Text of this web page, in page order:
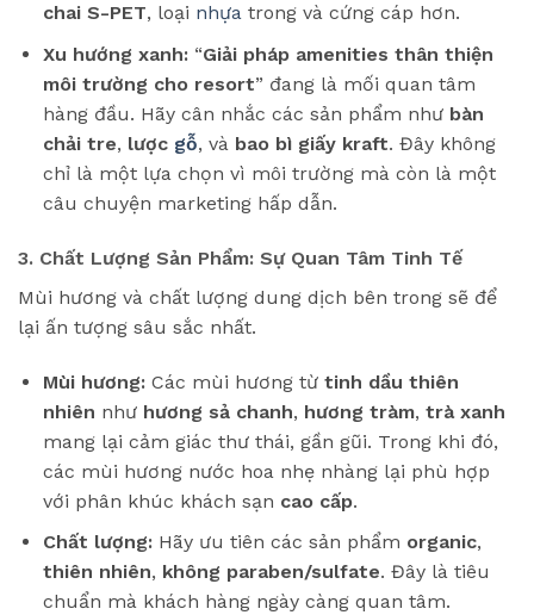
chai S-PET, loại nhựatrong và cứng cáp hơn.
Xu hướng xanh:“Giải pháp amenities thân thiện
môi trường cho resort” đang là mối quan tâm
hàng đầu. Hãy cân nhắc các sản phẩm như bàn
chải tre, lược gỗ, và bao bì giấy kraft. Đây không
chỉ là một lựa chọn vì môi trường mà còn là một
câu chuyện marketing hấp dẫn.
3. Chất Lượng Sản Phẩm: Sự Quan Tâm Tinh Tế
Mùi hương và chất lượng dung dịch bên trong sẽ để
lại ấn tượng sâu sắc nhất.
Mùi hương:Các mùi hương từ tinh dầu thiên
nhiên như hương sả chanh, hương tràm, trà xanh
mang lại cảm giác thư thái, gần gũi. Trong khi đó,
các mùi hương nước hoa nhẹ nhàng lại phù hợp
với phân khúc khách sạn cao cấp.
Chất lượng:Hãy ưu tiên các sản phẩm organic,
thiên nhiên, không paraben/sulfate. Đây là tiêu
chuẩn mà khách hàng ngày càng quan tâm.